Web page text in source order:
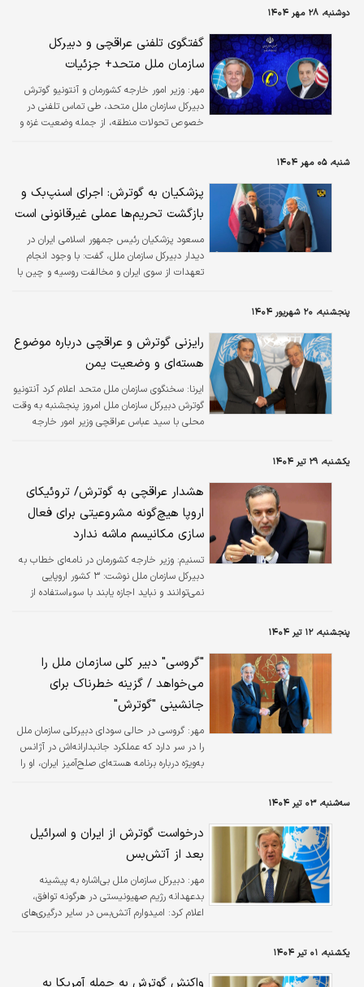
دوشنبه، ۲۸ مهر ۱۴۰۴
گفتگوی تلفنی عراقچی و دبیرکل
سازمان ملل متحد+ جزئیات
مهر: وزیر امور خارجه کشورمان و آنتونیو گوترش
دبیرکل سازمان ملل متحد، طی تماس تلفنی در
خصوص تحولات منطقه، از جمله وضعیت غزه و
شنبه، ۰۵ مهر ۱۴۰۴
پزشکیان به گوترش: اجرای اسنپ‌بک و
بازگشت تحریم‌ها عملی غیرقانونی است
مسعود پزشکیان رئیس جمهور اسلامی ایران در
دیدار دبیرکل سازمان ملل، گفت: با وجود انجام
تعهدات از سوی ایران و مخالفت روسیه و چین با
پنجشنبه، ۲۰ شهریور ۱۴۰۴
رایزنی گوترش و عراقچی درباره موضوع
هسته‌ای و وضعیت یمن
ایرنا: سخنگوی سازمان ملل متحد اعلام کرد آنتونیو
گوترش دبیرکل سازمان ملل امروز پنجشنبه به وقت
محلی با سید عباس عراقچی وزیر امور خارجه
یکشنبه، ۲۹ تیر ۱۴۰۴
هشدار عراقچی به گوترش/ تروئیکای
اروپا هیچ‌گونه مشروعیتی برای فعال
سازی مکانیسم ماشه ندارد
تسنیم: وزیر خارجه کشورمان در نامه‌ای خطاب به
دبیرکل سازمان ملل نوشت: ۳ کشور اروپایی
نمی‌توانند و نباید اجازه یابند با سوءاستفاده از
پنجشنبه، ۱۲ تیر ۱۴۰۴
"گروسی" دبیر کلی سازمان ملل را
می‌خواهد / گزینه خطرناک برای
جانشینی "گوترش"
مهر:گروسی در حالی سودای دبیرکلی سازمان ملل
را در سر دارد که عملکرد جانبدارانه‌اش در آژانس
به‌ویژه درباره برنامه هسته‌ای صلح‌آمیز ایران، او را
سه‌شنبه، ۰۳ تیر ۱۴۰۴
درخواست گوترش از ایران و اسرائیل
بعد از آتش‌بس
مهر: دبیرکل سازمان ملل بی‌اشاره به پیشینه
بدعهدانه رژیم صهیونیستی در هرگونه توافق،
اعلام کرد: امیدوارم آتش‌بس در سایر درگیری‌های
یکشنبه، ۰۱ تیر ۱۴۰۴
واکنش گوترش به حمله آمریکا به